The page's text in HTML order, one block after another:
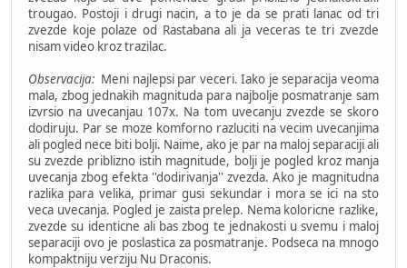
trougao. Postoji i drugi nacin, a to je da se prati lanac od tri
zvezde koje polaze od Rastabana ali ja veceras te tri zvezde
nisam video kroz trazilac.
Observacija: Meni najlepsi par veceri. Iako je separacija veoma
mala, zbog jednakih magnituda para najbolje posmatranje sam
izvrsio na uvecanjau 107x. Na tom uvecanju zvezde se skoro
dodiruju. Par se moze komforno razluciti na vecim uvecanjima
ali pogled nece biti bolji. Naime, ako je par na maloj separaciji ali
su zvezde priblizno istih magnitude, bolji je pogled kroz manja
uvecanja zbog efekta ''dodirivanja'' zvezda. Ako je magnitudna
razlika para velika, primar gusi sekundar i mora se ici na sto
veca uvecanja. Pogled je zaista prelep. Nema koloricne razlike,
zvezde su identicne ali bas zbog te jednakosti u svemu i maloj
separaciji ovo je poslastica za posmatranje. Podseca na mnogo
kompaktniju verziju Nu Draconis.